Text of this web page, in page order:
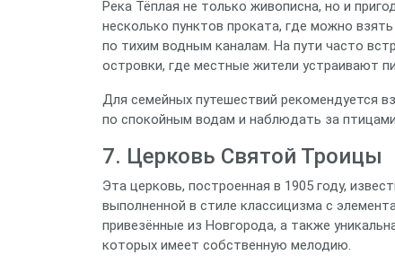
Река Тёплая не только живописна, но и
несколько пунктов проката, где можно
по тихим водным каналам. На пути часто
островки, где местные жители устраивают
Для семейных путешествий рекомендуется
по спокойным водам и наблюдать за
7. Церковь Святой Троицы
Эта церковь, построенная в 1905 году,
выполненной в стиле классицизма с
привезённые из Новгорода, а также
которых имеет собственную мелодию.